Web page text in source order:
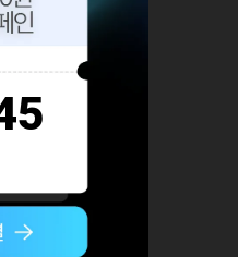
수 있는 것이므로
석하여